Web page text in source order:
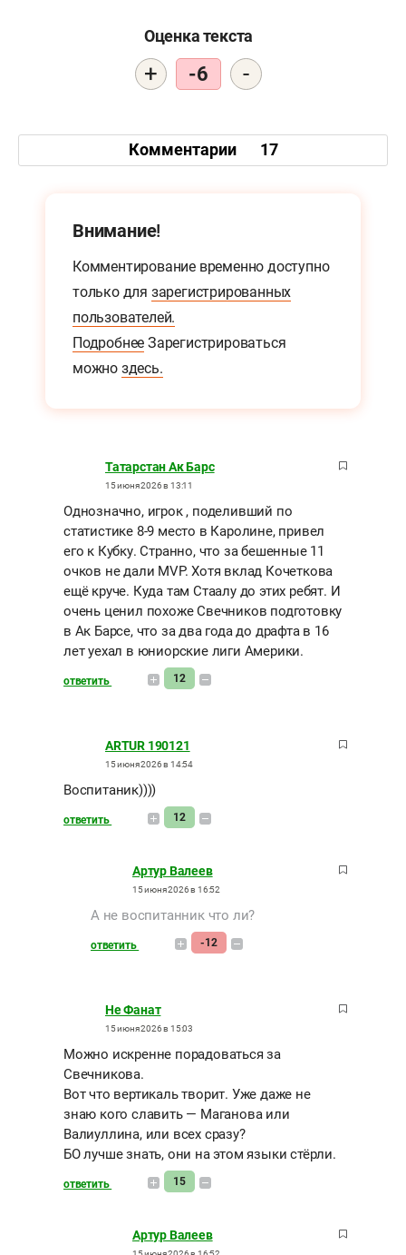
Оценка текста
+ -6 -
Комментарии 17
Внимание!
Комментирование временно доступно
только для зарегистрированных
пользователей.
Подробнее Зарегистрироваться
можно здесь.
Татарстан Ак Барс
15 июня 2026 в 13:11
Однозначно, игрок , поделивший по
статистике 8-9 место в Каролине, привел
его к Кубку. Странно, что за бешенные 11
очков не дали MVP. Хотя вклад Кочеткова
ещё круче. Куда там Стаалу до этих ребят. И
очень ценил похоже Свечников подготовку
в Ак Барсе, что за два года до драфта в 16
лет уехал в юниорские лиги Америки.
ответить 12
ARTUR 190121
15 июня 2026 в 14:54
Воспитаник))))
ответить 12
Артур Валеев
15 июня 2026 в 16:52
А не воспитанник что ли?
ответить -12
Не Фанат
15 июня 2026 в 15:03
Можно искренне порадоваться за
Свечникова.
Вот что вертикаль творит. Уже даже не
знаю кого славить — Маганова или
Валиуллина, или всех сразу?
БО лучше знать, они на этом языки стёрли.
ответить 15
Артур Валеев